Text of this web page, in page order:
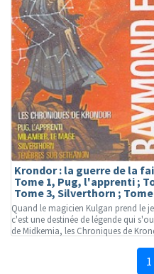
Krondor : la guerre de la
Tome 1, Pug, l'apprenti ;
Tome 3, Silverthorn ;
Quand le magicien Kulgan prend le
c'est une destinée de légende qui
de Midkemia, les Chroniques de
1